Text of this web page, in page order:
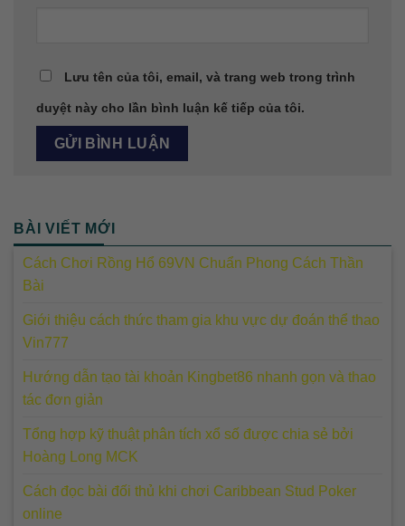
Lưu tên của tôi, email, và trang web trong trình
duyệt này cho lần bình luận kế tiếp của tôi.
BÀI VIẾT MỚI
Cách Chơi Rồng Hổ 69VN Chuẩn Phong Cách Thần
Bài
Giới thiệu cách thức tham gia khu vực dự đoán thể thao
Vin777
Hướng dẫn tạo tài khoản Kingbet86 nhanh gọn và thao
tác đơn giản
Tổng hợp kỹ thuật phân tích xổ số được chia sẻ bởi
Hoàng Long MCK
Cách đọc bài đối thủ khi chơi Caribbean Stud Poker
online